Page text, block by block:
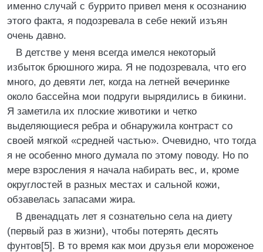
именно случай с буррито привел меня к осознанию
этого факта, я подозревала в себе некий изъян
очень давно.
В детстве у меня всегда имелся некоторый
избыток брюшного жира. Я не подозревала, что его
много, до девяти лет, когда на летней вечеринке
около бассейна мои подруги вырядились в бикини.
Я заметила их плоские животики и четко
выделяющиеся ребра и обнаружила контраст со
своей мягкой «средней частью». Очевидно, что тогда
я не особенно много думала по этому поводу. Но по
мере взросления я начала набирать вес, и, кроме
округлостей в разных местах и сальной кожи,
обзавелась запасами жира.
В двенадцать лет я сознательно села на диету
(первый раз в жизни), чтобы потерять десять
фунтов[5]. В то время как мои друзья ели мороженое